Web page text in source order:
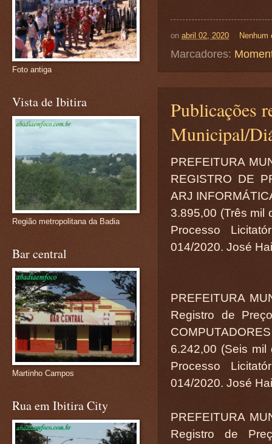
on abril 02, 2020
Marcadores:
Publicações
Municipal/
PREFEITURA
REGISTRO DE
ARJ
3.895,00 (Três mil
Processo
014/2020. José
PREFEITURA
Registro de
6.242,00 (Seis
Processo
014/2020. José
PREFEITURA
Registro de
Foto antiga
Vista de Ibitira
Região metropolitana da Badia
Bar central
Martinho Campos
Rua em Ibitira City